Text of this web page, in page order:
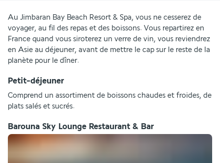
Au Jimbaran Bay Beach Resort & Spa, vous ne cesserez de
voyager, au fil des repas et des boissons. Vous repartirez en
France quand vous siroterez un verre de vin, vous reviendrez
en Asie au déjeuner, avant de mettre le cap sur le reste de la
planète pour le dîner.
Petit-déjeuner
Comprend un assortiment de boissons chaudes et froides, de
plats salés et sucrés.
Barouna Sky Lounge Restaurant & Bar